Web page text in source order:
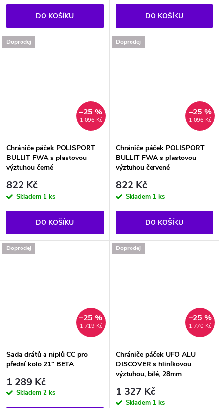
DO KOŠÍKU DO KOŠÍKU
Doprodej
1 096 Kč
–25 %
Chrániče páček POLISPORT
BULLIT FWA s plastovou
výztuhou černé
822 Kč
Skladem 1 ks
DO KOŠÍKU
Doprodej
1 096 Kč
–25 %
Chrániče páček POLISPORT
BULLIT FWA s plastovou
výztuhou červené
822 Kč
Skladem 1 ks
DO KOŠÍKU
Doprodej
1 719 Kč
–25 %
Sada drátů a niplů CC pro
přední kolo 21'' BETA
1 289 Kč
Skladem 2 ks
Doprodej
1 770 Kč
–25 %
Chrániče páček UFO ALU
DISCOVER s hliníkovou
výztuhou, bílé, 28mm
1 327 Kč
Skladem 1 ks